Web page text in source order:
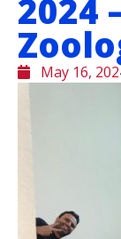
2024
May 16,